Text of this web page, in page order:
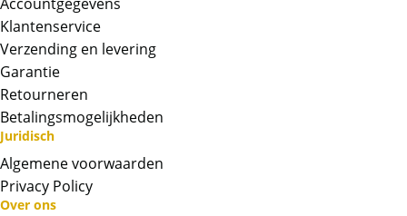
Klantenservice
Verzending en levering
Garantie
Retourneren
Betalingsmogelijkheden
Juridisch
Algemene voorwaarden
Privacy Policy
Over ons